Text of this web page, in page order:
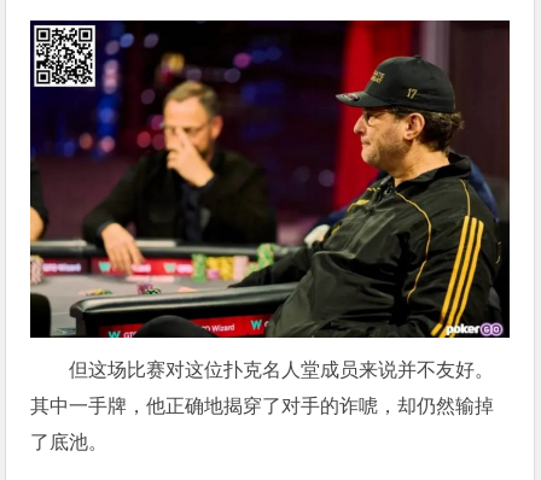
但这场比赛对这位扑克名人堂成员来说并不友好。
其中一手牌，他正确地揭穿了对手的诈唬，却仍然输掉
了底池。